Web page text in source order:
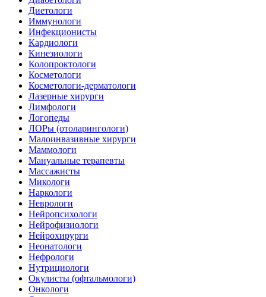
Диетологи
Иммунологи
Инфекционисты
Кардиологи
Кинезиологи
Колопроктологи
Косметологи
Косметологи-дерматологи
Лазерные хирурги
Лимфологи
Логопеды
ЛОРы (отоларингологи)
Малоинвазивные хирурги
Маммологи
Мануальные терапевты
Массажисты
Микологи
Наркологи
Неврологи
Нейропсихологи
Нейрофизиологи
Нейрохирурги
Неонатологи
Нефрологи
Нутрициологи
Окулисты (офтальмологи)
Онкологи